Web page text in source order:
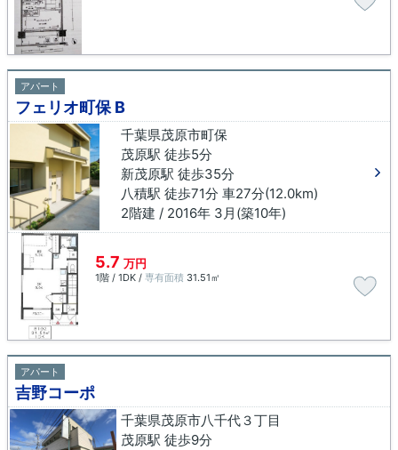
アパート
フェリオ町保 B
千葉県茂原市町保
茂原駅 徒歩5分
新茂原駅 徒歩35分
八積駅 徒歩71分 車27分(12.0km)
2階建 / 2016年 3月(築10年)
5.7 万円
1階 / 1DK / 専有面積 31.51㎡
アパート
吉野コーポ
千葉県茂原市八千代３丁目
茂原駅 徒歩9分